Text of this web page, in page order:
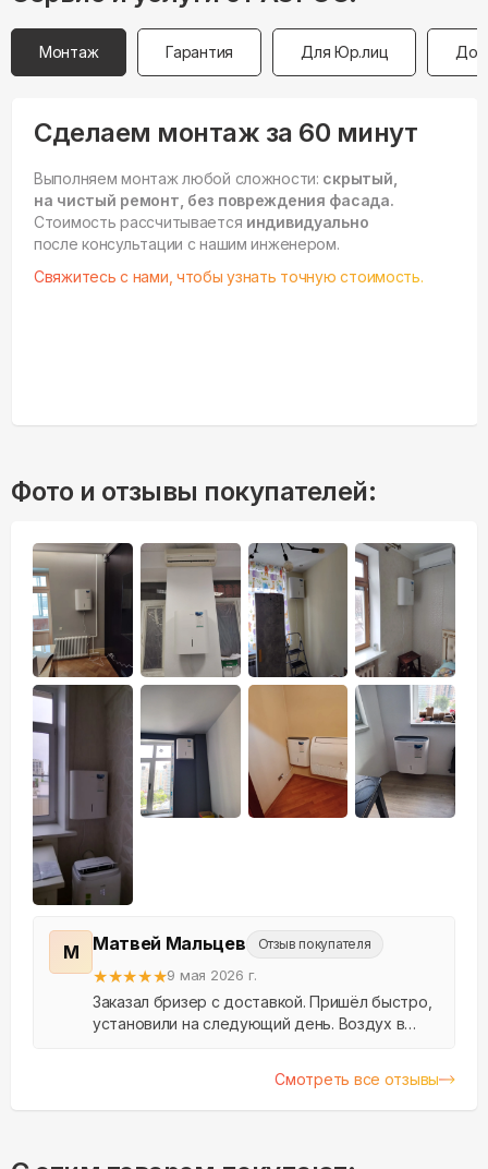
Монтаж Гарантия Для Юр.лиц
Сделаем монтаж за 60 минут
Выполняем монтаж любой сложности: скрытый,
на чистый ремонт, без повреждения фасада.
Стоимость рассчитывается индивидуально
после консультации с нашим инженером.
Свяжитесь с нами, чтобы узнать точную стоимость.
Фото и отзывы покупателей:
М Матвей Мальцев Отзыв покупателя
★★★★★9 мая 2026 г.
Заказал бризер с доставкой. Пришёл быстро,
установили на следующий день. Воздух в
Смотреть все отзывы